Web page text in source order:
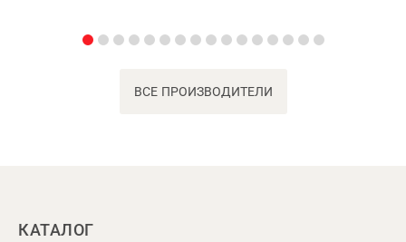
ВСЕ ПРОИЗВОДИТЕЛИ
КАТАЛОГ